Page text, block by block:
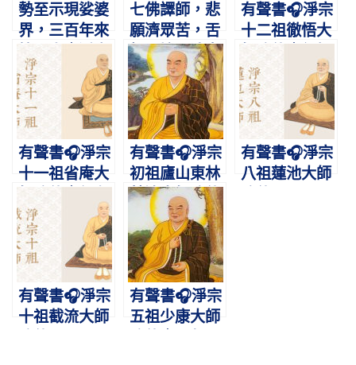
勢至示現娑婆
界，三百年來
第一人｜淨宗
十三祖印光大
師圓寂紀念日
七佛譯師，悲
願濟眾苦，舌
根不壞，清音
徹九天｜
9/22鳩摩羅
什大師圓寂紀
念日
有聲書🎧淨宗
十二祖徹悟大
典範，攝禪教
而歸淨土
有聲書🎧淨宗
十一祖省庵大
梵網，志在西
方
有聲書🎧淨宗
初祖廬山東林
慧遠大師略傳
｜肇啟蓮宗，
暢佛本懷
有聲書🎧淨宗
八祖蓮池大師
有聲書🎧淨宗
十祖截流大師
有聲書🎧淨宗
五祖少康大師